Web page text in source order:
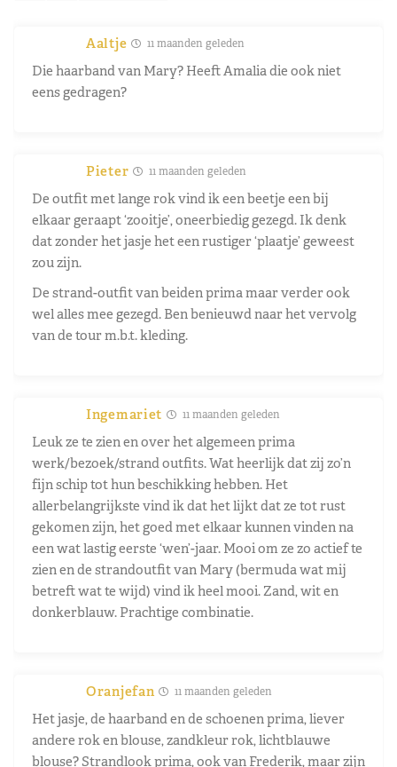
Aaltje 11 maanden geleden
Die haarband van Mary? Heeft Amalia die ook niet
eens gedragen?
Pieter 11 maanden geleden
De outfit met lange rok vind ik een beetje een bij
elkaar geraapt ‘zooitje’, oneerbiedig gezegd. Ik denk
dat zonder het jasje het een rustiger ‘plaatje’ geweest
zou zijn.
De strand-outfit van beiden prima maar verder ook
wel alles mee gezegd. Ben benieuwd naar het vervolg
van de tour m.b.t. kleding.
Ingemariet 11 maanden geleden
Leuk ze te zien en over het algemeen prima
werk/bezoek/strand outfits. Wat heerlijk dat zij zo’n
fijn schip tot hun beschikking hebben. Het
allerbelangrijkste vind ik dat het lijkt dat ze tot rust
gekomen zijn, het goed met elkaar kunnen vinden na
een wat lastig eerste ‘wen’-jaar. Mooi om ze zo actief te
zien en de strandoutfit van Mary (bermuda wat mij
betreft wat te wijd) vind ik heel mooi. Zand, wit en
donkerblauw. Prachtige combinatie.
Oranjefan 11 maanden geleden
Het jasje, de haarband en de schoenen prima, liever
andere rok en blouse, zandkleur rok, lichtblauwe
blouse? Strandlook prima, ook van Frederik, maar zijn